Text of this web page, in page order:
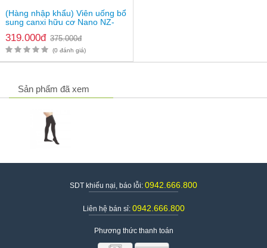
(Hàng nhập khẩu) Viên uống bổ
sung canxi hữu cơ Nano NZ-
319.000đ 375.000đ
(0 đánh giá)
Sản phẩm đã xem
SDT khiếu nại, báo lỗi: 0942.666.800
Liên hệ bán sỉ: 0942.666.800
Phương thức thanh toán